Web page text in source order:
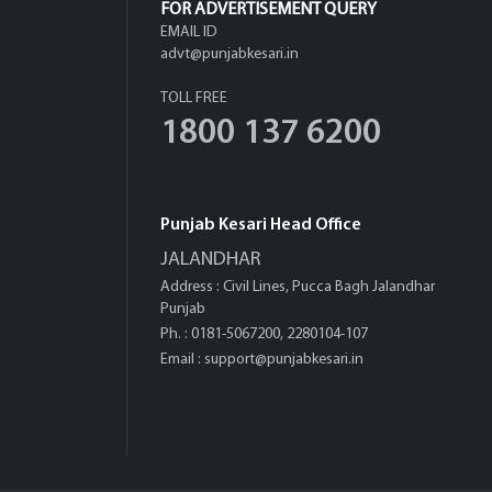
FOR ADVERTISEMENT QUERY
EMAIL ID
advt@punjabkesari.in
TOLL FREE
1800 137 6200
Punjab Kesari Head Office
JALANDHAR
Address : Civil Lines, Pucca Bagh Jalandhar
Punjab
Ph. : 0181-5067200, 2280104-107
Email : support@punjabkesari.in